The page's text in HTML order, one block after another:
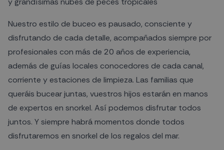
Nuestro estilo de buceo es pausado, consciente y
disfrutando de cada detalle, acompañados siempre por
profesionales con más de 20 años de experiencia,
además de guías locales conocedores de cada canal,
corriente y estaciones de limpieza. Las familias que
queráis bucear juntas, vuestros hijos estarán en manos
de expertos en snorkel. Así podemos disfrutar todos
juntos. Y siempre habrá momentos donde todos
disfrutaremos en snorkel de los regalos del mar.